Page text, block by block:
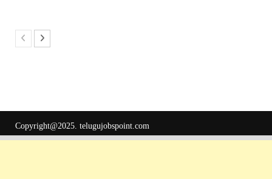
Copyright@2025. telugujobspoint.com